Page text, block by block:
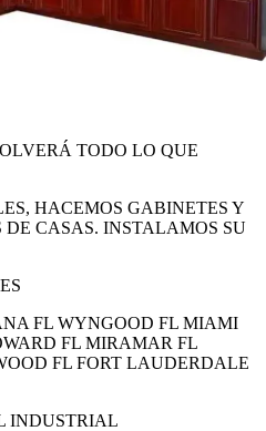
TODO LO QUE
HACEMOS GABINETES Y
CASAS. INSTALAMOS SU
FL WYNGOOD FL MIAMI
FL MIRAMAR FL
FL FORT LAUDERDALE
INDUSTRIAL